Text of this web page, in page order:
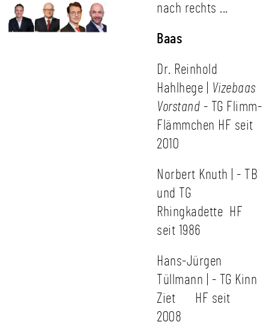
nach rechts ...
Baas
Dr. Reinhold
Hahlhege | Vizebaas
Vorstand - TG Flimm-
Flämmchen HF seit
2010
Norbert Knuth | - TB
und TG
Rhingkadette HF
seit 1986
Hans-Jürgen
Tüllmann | - TG Kinn
Ziet HF seit
2008